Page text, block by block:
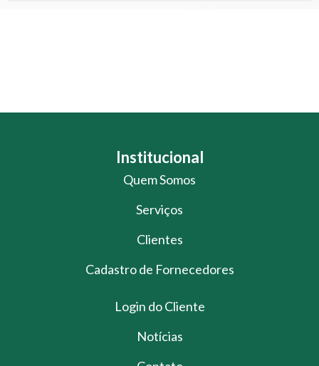
Institucional
Quem Somos
Serviços
Clientes
Cadastro de Fornecedores
Login do Cliente
Notícias